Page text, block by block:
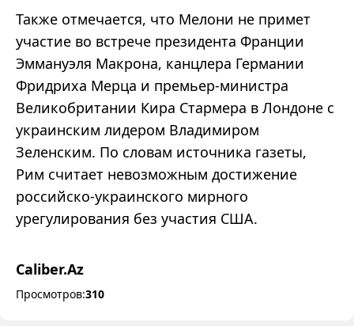
Также отмечается, что Мелони не примет
участие во встрече президента Франции
Эммануэля Макрона, канцлера Германии
Фридриха Мерца и премьер-министра
Великобритании Кира Стармера в Лондоне с
украинским лидером Владимиром
Зеленским. По словам источника газеты,
Рим считает невозможным достижение
российско-украинского мирного
урегулирования без участия США.
Caliber.Az
Просмотров:310